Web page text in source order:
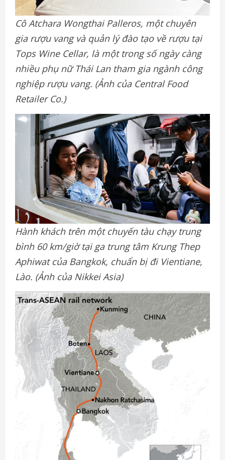
Cô Atchara Wongthai Palleros, một chuyên
gia rượu vang và quản lý đào tạo về rượu tại
Tops Wine Cellar, là một trong số ngày càng
nhiều phụ nữ Thái Lan tham gia ngành công
nghiệp rượu vang. (Ảnh của Central Food
Retailer Co.)
Hành khách trên một chuyến tàu chạy trung
bình 60 km/giờ tại ga trung tâm Krung Thep
Aphiwat của Bangkok, chuẩn bị đi Vientiane,
Lào. (Ảnh của Nikkei Asia)